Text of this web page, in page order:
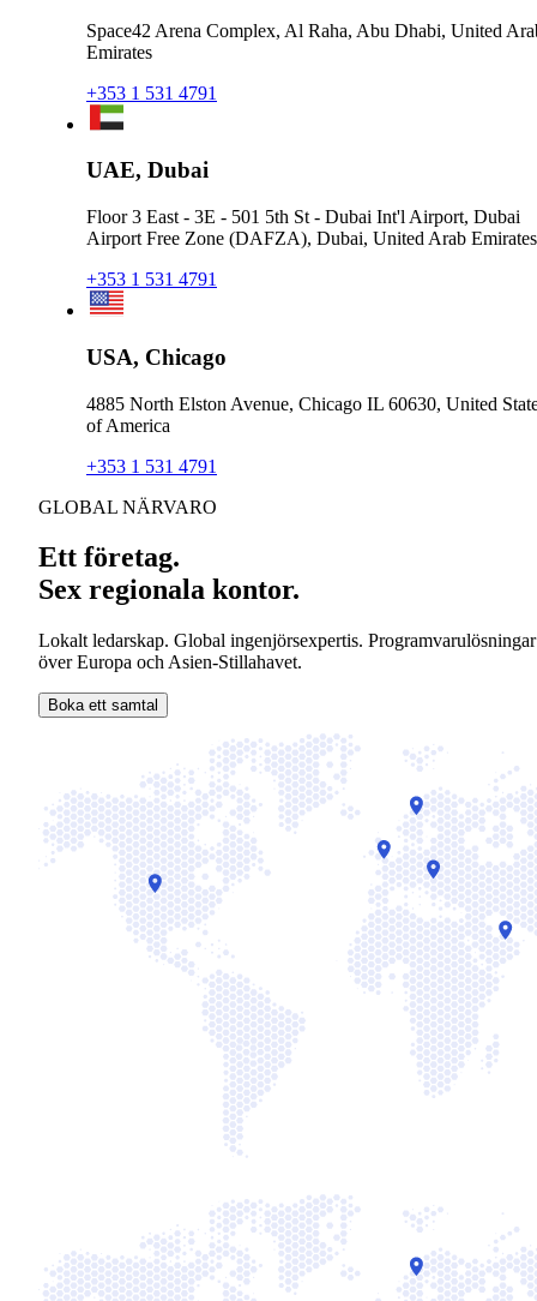
Space42 Arena Complex, Al Raha, Abu Dhabi, United
Emirates
+353 1 531 4791
UAE, Dubai
Floor 3 East - 3E - 501 5th St - Dubai Int'l Airport, Dubai
Airport Free Zone (DAFZA), Dubai, United Arab Emirates
+353 1 531 4791
USA, Chicago
4885 North Elston Avenue, Chicago IL 60630, United
of America
+353 1 531 4791
GLOBAL NÄRVARO
Ett företag.
Sex regionala kontor.
Lokalt ledarskap. Global ingenjörsexpertis. Programvarulösningar
över Europa och Asien-Stillahavet.
Boka ett samtal